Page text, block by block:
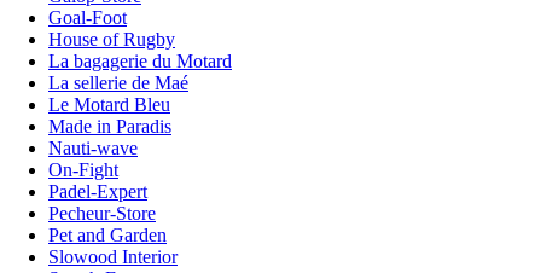
Goal-Foot
House of Rugby
La bagagerie du Motard
La sellerie de Maé
Le Motard Bleu
Made in Paradis
Nauti-wave
On-Fight
Padel-Expert
Pecheur-Store
Pet and Garden
Slowood Interior